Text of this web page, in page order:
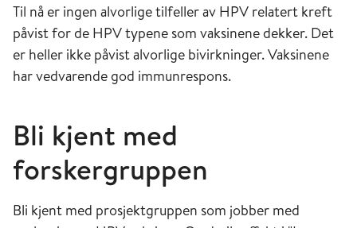
Til nå er ingen alvorlige tilfeller av HPV relatert kreft
påvist for de HPV typene som vaksinene dekker. Det
er heller ikke påvist alvorlige bivirkninger. Vaksinene
har vedvarende god immunrespons.
Bli kjent med
forskergruppen
Bli kjent med prosjektgruppen som jobber med